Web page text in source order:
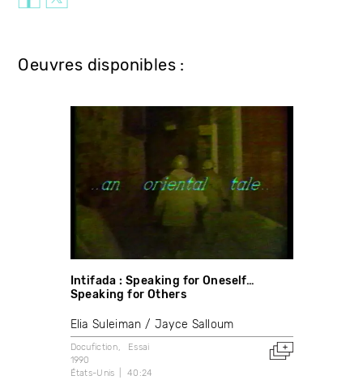
Oeuvres disponibles :
Intifada : Speaking for Oneself…
Speaking for Others
Elia Suleiman Jayce Salloum
Docufiction
Essai
1990
États-Unis
40:24